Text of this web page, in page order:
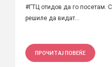
#ГТЦ отидов да го посетам.
решиле да видат...
ПРОЧИТАЈ ПОВЕЌЕ